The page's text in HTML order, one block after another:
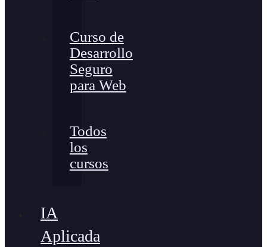
Curso de
Desarrollo
Seguro
para Web
Todos
los
cursos
IA
Aplicada